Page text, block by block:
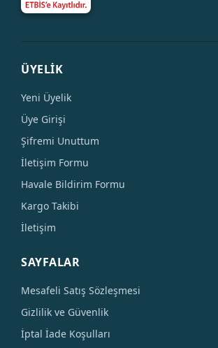
ÜYELİK
Yeni Üyelik
Üye Girişi
Şifremi Unuttum
İletişim Formu
Havale Bildirim Formu
Kargo Takibi
İletişim
SAYFALAR
Mesafeli Satış Sözleşmesi
Gizlilik ve Güvenlik
İptal İade Koşulları